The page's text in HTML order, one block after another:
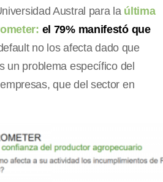
Austral para la última
el 79% manifestó que
no los afecta dado que
un problema específico del
que del sector en